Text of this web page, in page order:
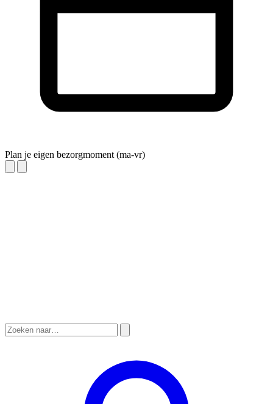
Plan je eigen bezorgmoment (ma-vr)